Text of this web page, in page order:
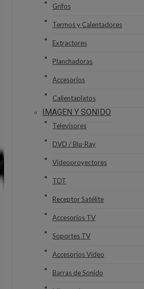
Grifos
Termos y Calentadores
Extractores
Planchadoras
Accesorios
Calientaplatos
IMAGEN Y SONIDO
Televisores
DVD / Blu-Ray
Videoproyectores
TDT
Receptor Satélite
Accesorios TV
Soportes TV
Accesorios Video
Barras de Sonido